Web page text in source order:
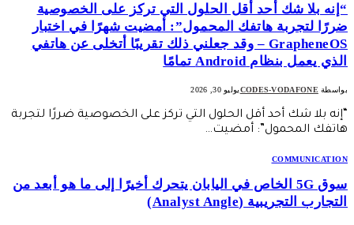
“إنه بلا شك أحد أقل الحلول التي تركز على الخصوصية
ضررًا لتجربة هاتفك المحمول”: أمضيت شهرًا في اختبار
GrapheneOS – وقد جعلني ذلك تقريبًا أتخلى عن هاتفي
الذي يعمل بنظام Android تمامًا
بواسطة CODES-VODAFONEيوليو 30, 2026
“إنه بلا شك أحد أقل الحلول التي تركز على الخصوصية ضررًا لتجربة
هاتفك المحمول”: أمضيت…
COMMUNICATION
سوق 5G الخاص في اليابان يتحرك أخيرًا إلى ما هو أبعد من
التجارب التجريبية (Analyst Angle)